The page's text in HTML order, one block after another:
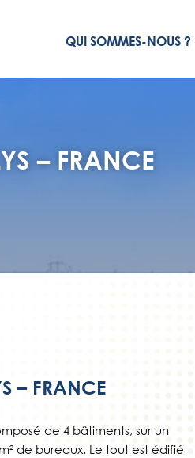
QUI SOMMES-NOUS ?
– FRANCE
– FRANCE
de 4 bâtiments, sur un
de bureaux. Le tout est édifié